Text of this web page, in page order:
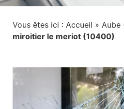
Vous êtes ici : Accueil » Aube
miroitier le meriot (10400)